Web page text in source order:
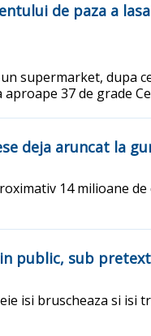
de paza a
dupa
37 de grade
deja aruncat la
14 milioane
public, sub
isi bruscheaza si